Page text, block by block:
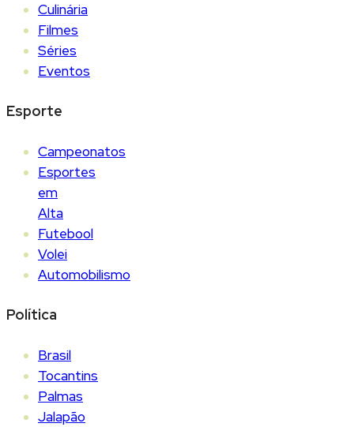
Culinária
Filmes
Séries
Eventos
Esporte
Campeonatos
Esportes
em
Alta
Futebool
Volei
Automobilismo
Política
Brasil
Tocantins
Palmas
Jalapão